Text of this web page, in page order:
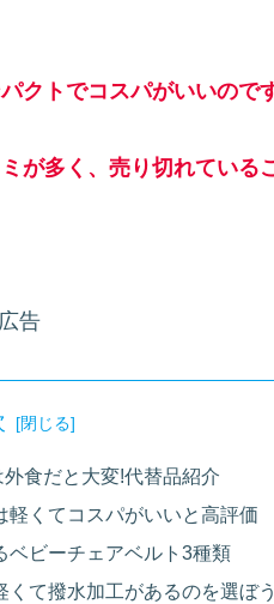
クトでコスパがいいので
が多く、売り切れている
広告
食だと大変!代替品紹介
軽くてコスパがいいと高評価
ベビーチェアベルト3種類
て撥水加工があるのを選ぼう